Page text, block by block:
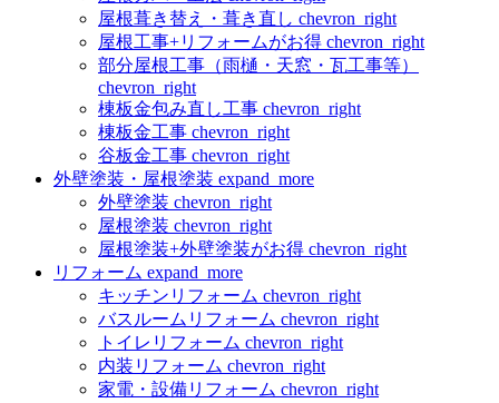
屋根葺き替え・葺き直し chevron_right
屋根工事+リフォームがお得 chevron_right
部分屋根工事（雨樋・天窓・瓦工事等）
chevron_right
棟板金包み直し工事 chevron_right
棟板金工事 chevron_right
谷板金工事 chevron_right
外壁塗装・屋根塗装 expand_more
外壁塗装 chevron_right
屋根塗装 chevron_right
屋根塗装+外壁塗装がお得 chevron_right
リフォーム expand_more
キッチンリフォーム chevron_right
バスルームリフォーム chevron_right
トイレリフォーム chevron_right
内装リフォーム chevron_right
家電・設備リフォーム chevron_right